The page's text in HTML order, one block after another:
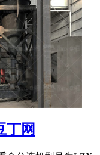
丁网